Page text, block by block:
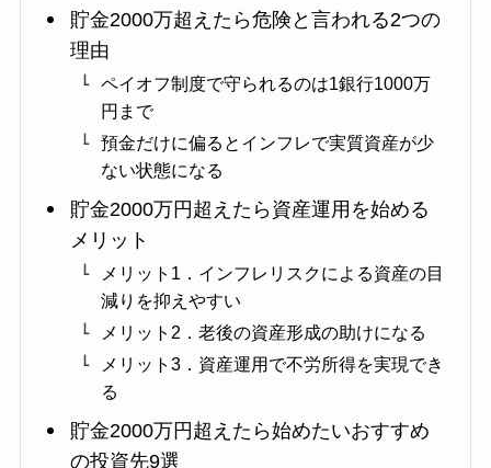
貯金2000万超えたら危険と言われる2つの
理由
ペイオフ制度で守られるのは1銀行1000万
円まで
預金だけに偏るとインフレで実質資産が少
ない状態になる
貯金2000万円超えたら資産運用を始める
メリット
メリット1．インフレリスクによる資産の目
減りを抑えやすい
メリット2．老後の資産形成の助けになる
メリット3．資産運用で不労所得を実現でき
る
貯金2000万円超えたら始めたいおすすめ
の投資先9選